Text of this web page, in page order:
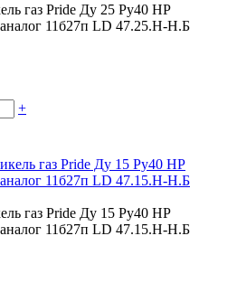
газ Pride Ду 25 Ру40 НР
11б27п LD 47.25.Н-Н.Б
+
газ Pride Ду 15 Ру40 НР
11б27п LD 47.15.Н-Н.Б